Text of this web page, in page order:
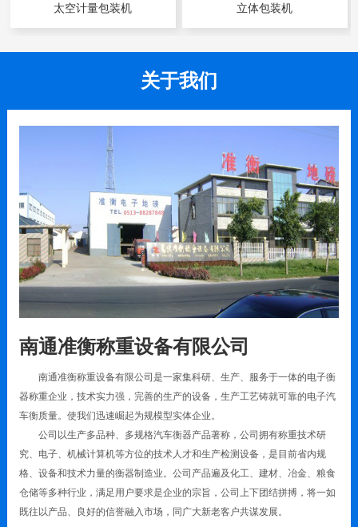
太空计量包装机 立体包装机
关于我们
南通准衡称重设备有限公司
南通准衡称重设备有限公司是一家集科研、生产、服务于一体的电子衡
器称重企业，技术实力强，完善的生产的设备，生产工艺铸就可靠的电子汽
车衡质量。使我们迅速崛起为规模型实体企业。
公司以生产多品种、多规格汽车衡器产品著称，公司拥有称重技术研
究、电子、机械计算机等方位的技术人才和生产检测设备，是目前省内规
格、设备和技术力量的衡器制造业。公司产品遍及化工、建材、冶金、粮食
仓储等多种行业，满足用户要求是企业的宗旨，公司上下团结拼搏，将一如
既往以产品、良好的信誉融入市场，同广大新老客户共谋发展。